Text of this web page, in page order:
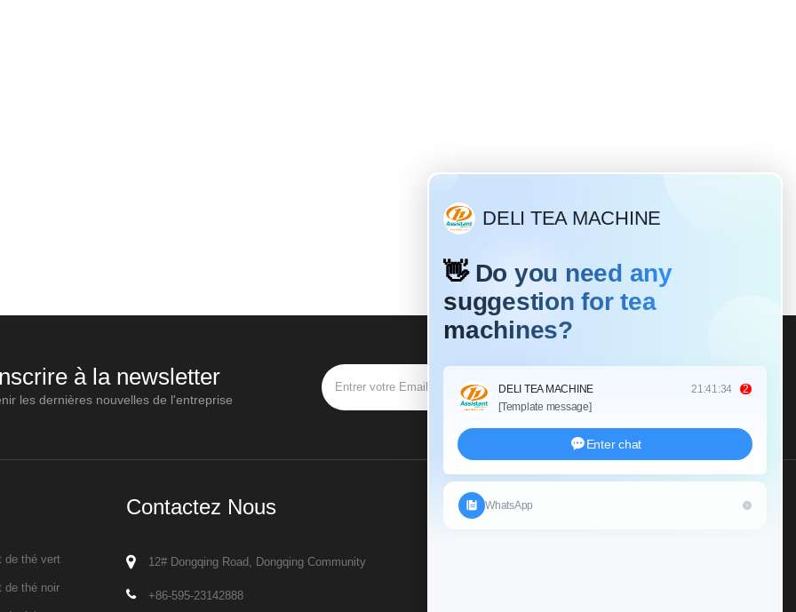
à la newsletter
les dernières nouvelles de l'entreprise
SOUSCRIRE
de thé vert
de thé noir
Contactez Nous
12# Dongqing Road, Dongqing Community
+86-595-23142888
Envoyez Nous Une